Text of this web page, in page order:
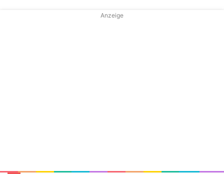
Anzeige